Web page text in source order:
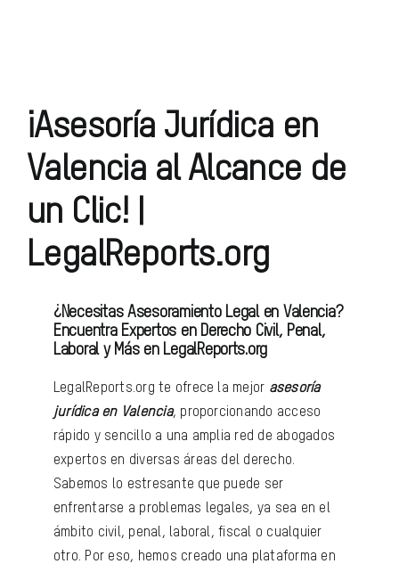
¡Asesoría Jurídica en
Valencia al Alcance de
un Clic! |
LegalReports.org
¿Necesitas Asesoramiento Legal en Valencia?
Encuentra Expertos en Derecho Civil, Penal,
Laboral y Más en LegalReports.org
LegalReports.org te ofrece la mejor asesoría
jurídica en Valencia, proporcionando acceso
rápido y sencillo a una amplia red de abogados
expertos en diversas áreas del derecho.
Sabemos lo estresante que puede ser
enfrentarse a problemas legales, ya sea en el
ámbito civil, penal, laboral, fiscal o cualquier
otro. Por eso, hemos creado una plataforma en